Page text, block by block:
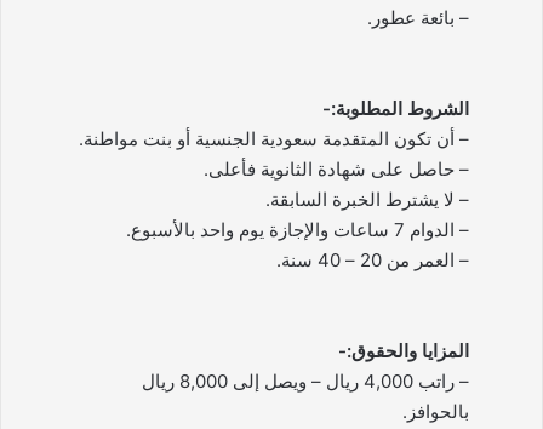
– بائعة عطور.
الشروط المطلوبة:-
– أن تكون المتقدمة سعودية الجنسية أو بنت مواطنة.
– حاصل على شهادة الثانوية فأعلى.
– لا يشترط الخبرة السابقة.
– الدوام 7 ساعات والإجازة يوم واحد بالأسبوع.
– العمر من 20 – 40 سنة.
المزايا والحقوق:-
– راتب 4,000 ريال – ويصل إلى 8,000 ريال
بالحوافز.